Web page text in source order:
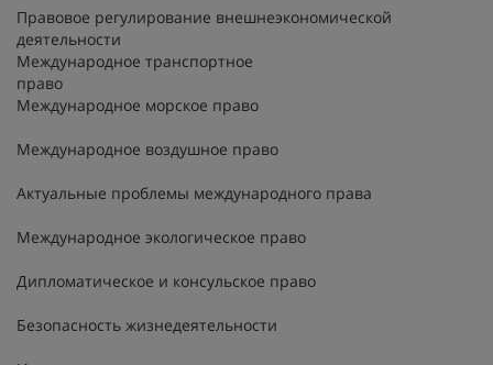
Правовое регулирование внешнеэкономической
деятельности
Международное транспортное
право
Международное морское право
Международное воздушное право
Актуальные проблемы международного права
Международное экологическое право
Дипломатическое и консульское право
Безопасность жизнедеятельности